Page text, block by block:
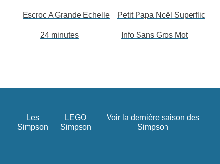
Escroc A Grande Echelle Petit Papa Noël Superflic
24 minutes Info Sans Gros Mot
Les
Simpson
LEGO
Simpson
Voir la dernière saison des
Simpson